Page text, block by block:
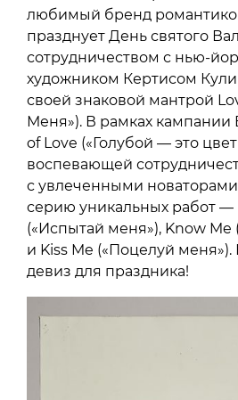
любимый бренд
празднует День святого
сотрудничеством с нью-
художником Кертисом
своей знаковой мантрой
Меня»). В рамках кампании
of Love («Голубой — это
воспевающей
с увлеченными
серию уникальных работ —
(«Испытай меня»), Know Me
и Kiss Me («Поцелуй
девиз для праздника!